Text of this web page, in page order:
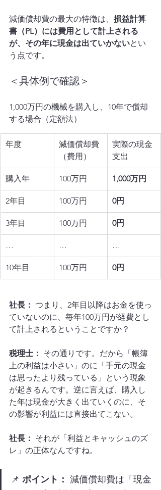
減価償却費の最大の特徴は、 損益計算
書（PL）には費用として計上される
が、その年に現金は出ていかないとい
う点です。
＜具体例で確認＞
1,000万円の機械を購入し、10年で償却
する場合（定額法）
年度
減価償却費
（費用）
実際の現金
支出
購入年 100万円 1,000万円
2年目 100万円 0円
3年目 100万円 0円
… … …
10年目 100万円 0円
社長： つまり、2年目以降はお金を使っ
ていないのに、毎年100万円が経費とし
て計上されるということですか？
税理士： その通りです。だから「帳簿
上の利益は小さい」のに「手元の現金
は思ったより残っている」という現象
が起きるんです。逆に言えば、購入し
た年は現金が大きく出ていくのに、そ
の影響が利益には直接出てこない。
社長： それが「利益とキャッシュのズ
レ」の正体なんですね。
📌 ポイント： 減価償却費は「現金